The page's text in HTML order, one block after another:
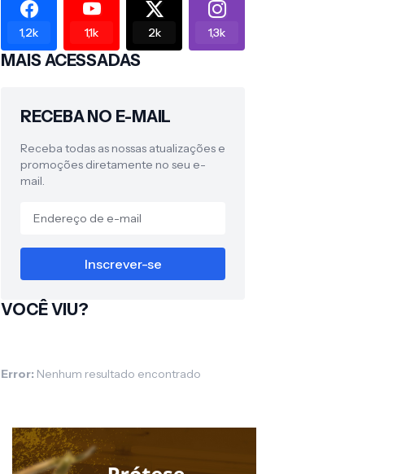
1,2k 1,1k 2k 1,3k
MAIS ACESSADAS
RECEBA NO E-MAIL
Receba todas as nossas atualizações e
promoções diretamente no seu e-
mail.
VOCÊ VIU?
Error: Nenhum resultado encontrado